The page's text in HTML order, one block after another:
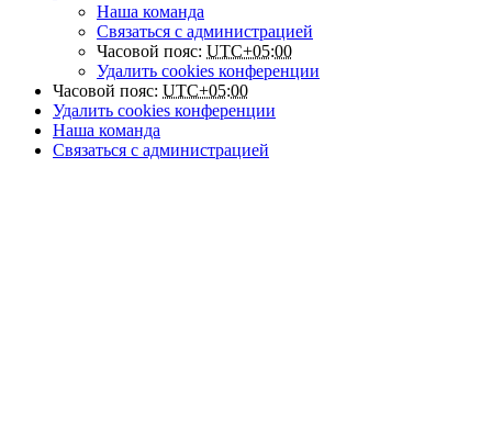
Наша команда
Связаться с администрацией
Часовой пояс: UTC+05:00
Удалить cookies конференции
Часовой пояс: UTC+05:00
Удалить cookies конференции
Наша команда
Связаться с администрацией